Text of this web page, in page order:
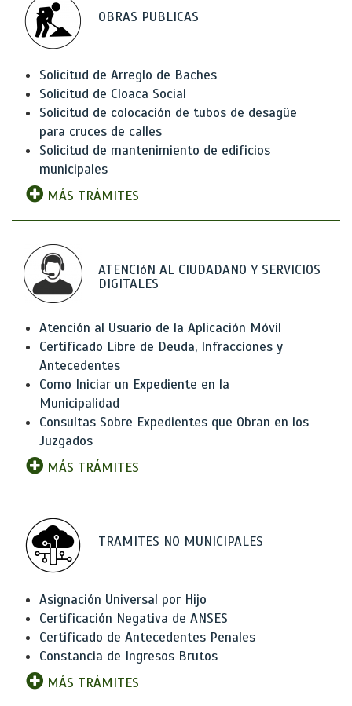
OBRAS PUBLICAS
Solicitud de Arreglo de Baches
Solicitud de Cloaca Social
Solicitud de colocación de tubos de desagüe
para cruces de calles
Solicitud de mantenimiento de edificios
municipales
MÁS TRÁMITES
ATENCIóN AL CIUDADANO Y SERVICIOS
DIGITALES
Atención al Usuario de la Aplicación Móvil
Certificado Libre de Deuda, Infracciones y
Antecedentes
Como Iniciar un Expediente en la
Municipalidad
Consultas Sobre Expedientes que Obran en los
Juzgados
MÁS TRÁMITES
TRAMITES NO MUNICIPALES
Asignación Universal por Hijo
Certificación Negativa de ANSES
Certificado de Antecedentes Penales
Constancia de Ingresos Brutos
MÁS TRÁMITES